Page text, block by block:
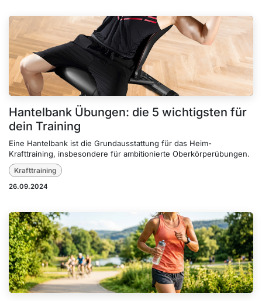
Hantelbank Übungen: die 5 wichtigsten für
dein Training
Eine Hantelbank ist die Grundausstattung für das Heim-
Krafttraining, insbesondere für ambitionierte Oberkörperübungen.
Krafttraining
26.09.2024